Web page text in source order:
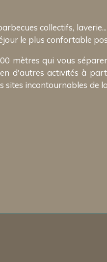
collectifs,
le plus confortable
mètres qui vous
d'autres activités à
sites incontournables de la